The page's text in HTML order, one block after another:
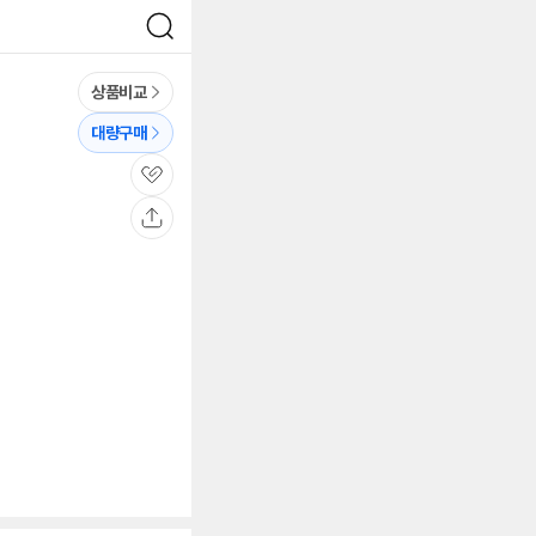
검
색
상품비교
대량구매
관
심